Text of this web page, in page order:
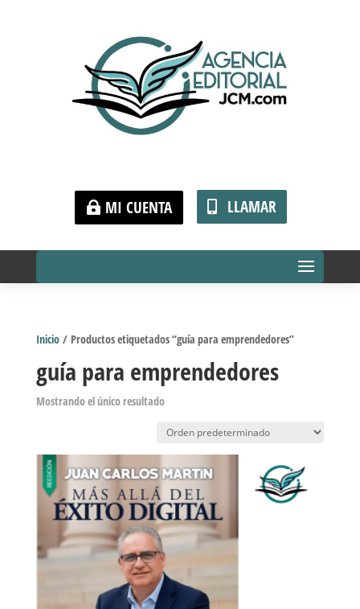
MI CUENTA LLAMAR
Inicio/ Productos etiquetados “guía para emprendedores”
guía para emprendedores
Mostrando el único resultado